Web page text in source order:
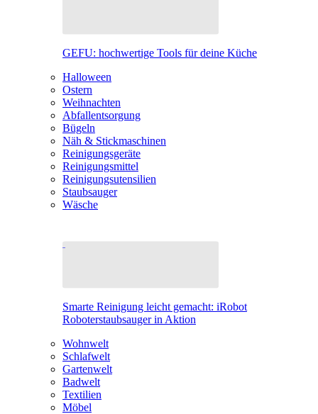
GEFU: hochwertige Tools für deine Küche
Halloween
Ostern
Weihnachten
Abfallentsorgung
Bügeln
Näh & Stickmaschinen
Reinigungsgeräte
Reinigungsmittel
Reinigungsutensilien
Staubsauger
Wäsche
Smarte Reinigung leicht gemacht: iRobot
Roboterstaubsauger in Aktion
Wohnwelt
Schlafwelt
Gartenwelt
Badwelt
Textilien
Möbel